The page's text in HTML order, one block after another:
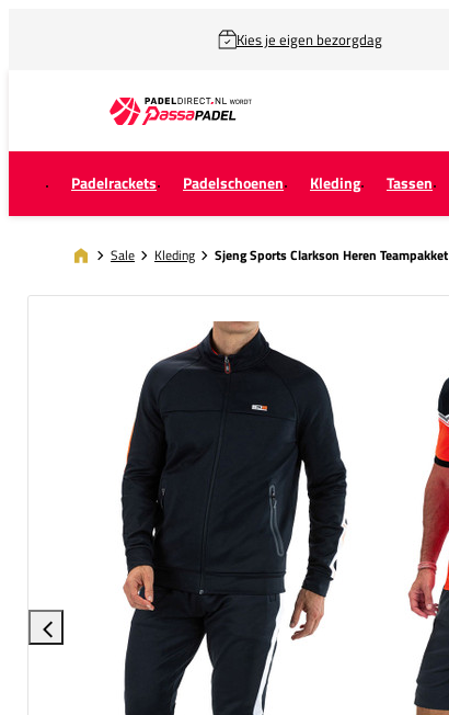
Kies je eigen bezorgdag
Padelrackets Padelschoenen Kleding Tassen
Sale Kleding Sjeng Sports Clarkson Heren Teampakket